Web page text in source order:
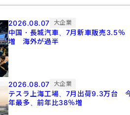
2026.08.07 大企業
中国・長城汽車、7月新車販売3.5％
増 海外が過半
2026.08.07 大企業
テスラ上海工場、7月出荷9.3万台
年最多、前年比38％増